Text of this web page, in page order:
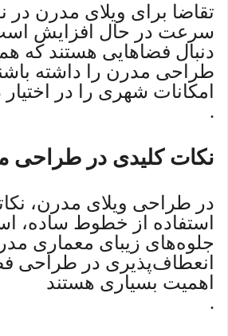
تقاضا برای ویلای مدرن در
سرعت در حال افزایش
دنبال فضاهایی هستند که
طراحی مدرن را داشته
امکانات شهری را در
.
نکات کلیدی در طراحی
در طراحی ویلای مدرن،
استفاده از خطوط ساده،
جلوه‌های زیبای معماری
انعطاف‌پذیری در طراحی
اهمیت بسیاری هستند
.